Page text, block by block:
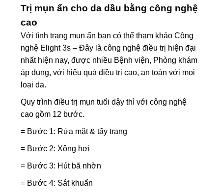
Trị mụn ẩn cho da dầu bằng công nghệ
cao
Với tình trạng mụn ẩn bạn có thể tham khảo Công
nghệ Elight 3s – Đây là công nghệ điều trị hiện đại
nhất hiện nay, được nhiều Bệnh viện, Phòng khám
áp dụng, với hiệu quả điều trị cao, an toàn với mọi
loại da.
Quy trình điều trị mụn tuổi dậy thì với công nghệ
cao gồm 12 bước.
= Bước 1: Rửa mặt & tẩy trang
= Bước 2: Xông hơi
= Bước 3: Hút bã nhờn
= Bước 4: Sát khuẩn